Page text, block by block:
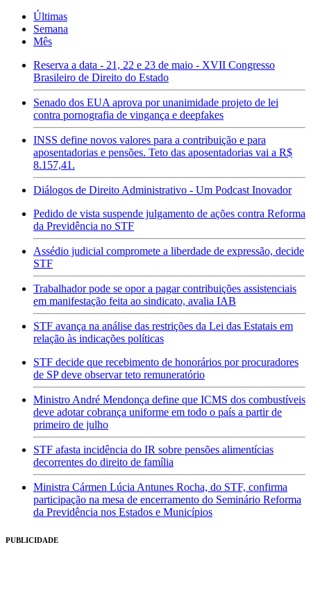
Últimas
Semana
Mês
Reserva a data - 21, 22 e 23 de maio - XVII Congresso
Brasileiro de Direito do Estado
Senado dos EUA aprova por unanimidade projeto de lei
contra pornografia de vingança e deepfakes
INSS define novos valores para a contribuição e para
aposentadorias e pensões. Teto das aposentadorias vai a R$
8.157,41.
Diálogos de Direito Administrativo - Um Podcast Inovador
Pedido de vista suspende julgamento de ações contra Reforma
da Previdência no STF
Assédio judicial compromete a liberdade de expressão, decide
STF
Trabalhador pode se opor a pagar contribuições assistenciais
em manifestação feita ao sindicato, avalia IAB
STF avança na análise das restrições da Lei das Estatais em
relação às indicações políticas
STF decide que recebimento de honorários por procuradores
de SP deve observar teto remuneratório
Ministro André Mendonça define que ICMS dos combustíveis
deve adotar cobrança uniforme em todo o país a partir de
primeiro de julho
STF afasta incidência do IR sobre pensões alimentícias
decorrentes do direito de família
Ministra Cármen Lúcia Antunes Rocha, do STF, confirma
participação na mesa de encerramento do Seminário Reforma
da Previdência nos Estados e Municípios
PUBLICIDADE